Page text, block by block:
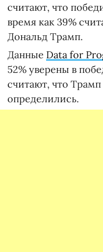
считают, что
время как 39%
Дональд Трамп.
Данные Data for
52% уверены в
считают, что
определились.